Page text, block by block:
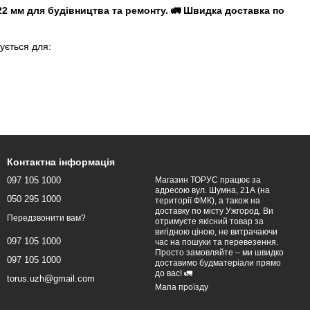
мм для будівництва та ремонту. 🚛 Швидка доставка по
для:
до вас на об'єкт.
будівництві. Її універсальність і доступна ціна роблять
оздоблення. Цей матеріал має унікальні властивості
Контактна інформація
097 105 1000
050 295 1000
Передзвонити вам?
097 105 1000
097 105 1000
torus.uzh@gmail.com
Магазин ТОРУС працює за
адресою вул. Шумна, 21А (на
території ФМК), а також на
доставку по місту Ужгород. Ви
отримуєте якісний товар за
вигідною ціною, не витрачаючи
час на пошуки та перевезення.
Просто замовляйте – ми швидко
доставимо будматеріали прямо
до вас! 🚛
Мапа проїзду